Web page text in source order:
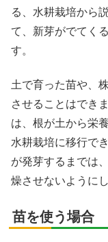
る、水耕栽培から
て、新芽がでてく
す。
土で育った苗や、
させることはでき
は、根が土から栄
水耕栽培に移行で
が発芽するまでは
燥させないように
苗を使う場合